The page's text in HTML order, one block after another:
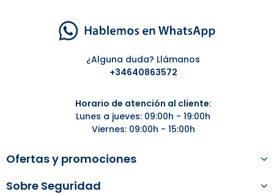
¿Alguna duda? Llámanos
+34640863572
Horario de atención al cliente:
Lunes a jueves: 09:00h - 19:00h
Viernes: 09:00h - 15:00h
Ofertas y promociones
Sobre Seguridad